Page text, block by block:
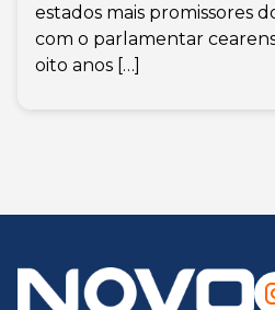
estados mais promissores
com o parlamentar
oito anos […]